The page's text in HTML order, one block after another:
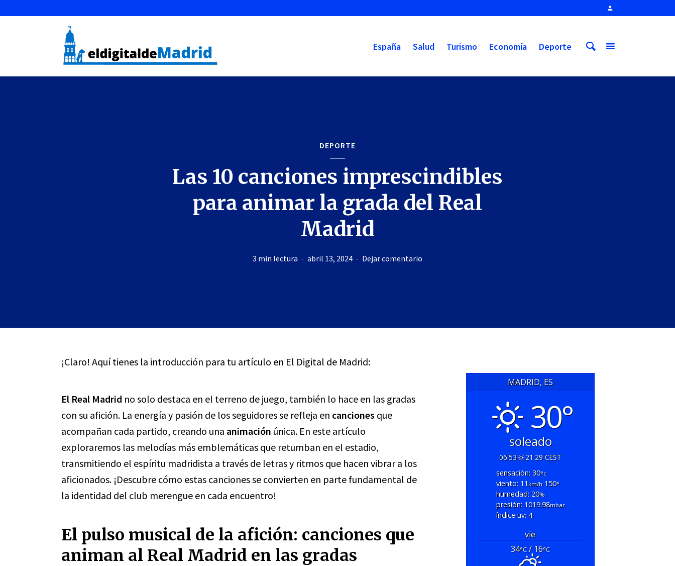
España Salud Turismo Economía Deporte
DEPORTE
Las 10 canciones imprescindibles
para animar la grada del Real
Madrid
3 min lectura abril 13, 2024 Dejar comentario
¡Claro! Aquí tienes la introducción para tu artículo en El Digital de Madrid:
El Real Madrid no solo destaca en el terreno de juego, también lo hace en las gradas
con su afición. La energía y pasión de los seguidores se refleja en canciones que
acompañan cada partido, creando una animación única. En este artículo
exploraremos las melodías más emblemáticas que retumban en el estadio,
transmitiendo el espíritu madridista a través de letras y ritmos que hacen vibrar a los
aficionados. ¡Descubre cómo estas canciones se convierten en parte fundamental de
la identidad del club merengue en cada encuentro!
El pulso musical de la afición: canciones que
animan al Real Madrid en las gradas
MADRID, ES
30°
soleado
06:53
21:29 CEST
sensación: 30°c
viento: 11 km/h150°
humedad: 20%
presión: 1019.98mbar
índice uv: 4
vie
34°C/ 16°C